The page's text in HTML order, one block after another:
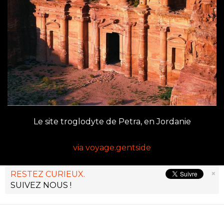
Le site troglodyte de Petra, en Jordanie
via voyage.gentside
×
RESTEZ CURIEUX.
SUIVEZ NOUS !